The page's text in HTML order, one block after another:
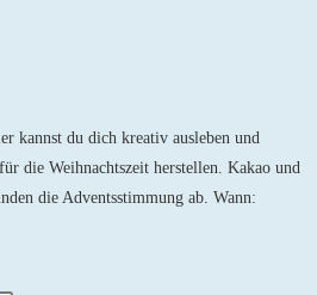
kannst du dich kreativ ausleben und
die Weihnachtszeit herstellen. Kakao und
die Adventsstimmung ab. Wann: